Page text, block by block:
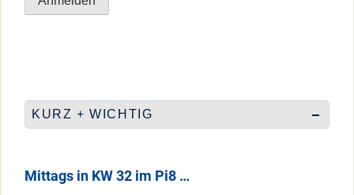
KURZ + WICHTIG
Mittags in KW 32 im Pi8 …